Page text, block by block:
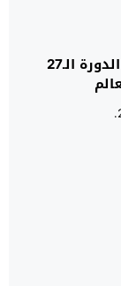
الصويرة تسدل الستار على فعاليات الدورة الـ27